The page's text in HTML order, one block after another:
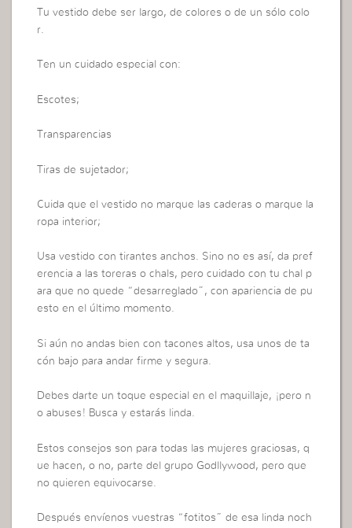
Tu vestido debe ser largo, de colores o de un sólo colo
r.
Ten un cuidado especial con:
Escotes;
Transparencias
Tiras de sujetador;
Cuida que el vestido no marque las caderas o marque la
ropa interior;
Usa vestido con tirantes anchos. Sino no es así, da pref
erencia a las toreras o chals, pero cuidado con tu chal p
ara que no quede “desarreglado”, con apariencia de pu
esto en el último momento.
Si aún no andas bien con tacones altos, usa unos de ta
cón bajo para andar firme y segura.
Debes darte un toque especial en el maquillaje, ¡pero n
o abuses! Busca y estarás linda.
Estos consejos son para todas las mujeres graciosas, q
ue hacen, o no, parte del grupo Godllywood, pero que
no quieren equivocarse.
Después envíenos vuestras “fotitos” de esa linda noch